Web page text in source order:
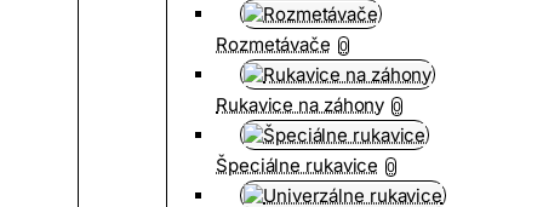
Rozmetávače 0
Rukavice na záhony 0
Špeciálne rukavice 0